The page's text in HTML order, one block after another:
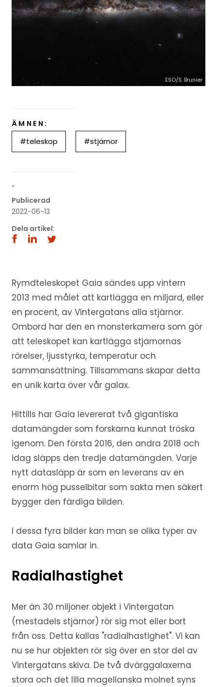
ESO/S. Brunier
ÄMNEN:
#teleskop #stjärnor
´
Publicerad
2022-06-13
Dela artikel:
Rymdteleskopet Gaia sändes upp vintern
2013 med målet att kartlägga en miljard, eller
en procent, av Vintergatans alla stjärnor.
Ombord har den en monsterkamera som gör
att teleskopet kan kartlägga stjärnornas
rörelser, ljusstyrka, temperatur och
sammansättning. Tillsammans skapar detta
en unik karta över vår galax.
Hittills har Gaia levererat två gigantiska
datamängder som forskarna kunnat tröska
igenom. Den första 2016, den andra 2018 och
idag släpps den tredje datamängden. Varje
nytt datasläpp är som en leverans av en
enorm hög pusselbitar som sakta men säkert
bygger den färdiga bilden.
I dessa fyra bilder kan man se olika typer av
data Gaia samlar in.
Radialhastighet
Mer än 30 miljoner objekt i Vintergatan
(mestadels stjärnor) rör sig mot eller bort
från oss. Detta kallas "radialhastighet". Vi kan
nu se hur objekten rör sig över en stor del av
Vintergatans skiva. De två dvärggalaxerna
stora och det lilla magellanska molnet syns